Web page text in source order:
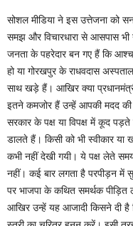
सोशल मीडिया ने इस उत्तेजना को
समझ और विचारधारा से आसपास
जनता के पहरेदार बन गए हैं कि
हो या गोरखपुर के राधवदास
साथ खड़े हैं। आखिर क्या
इतने कमजोर हैं उन्हें आपकी मदद
सरकार के पक्ष या विपक्ष में कूद
डालते हैं। किसी को भी स्वीकार
कभी नहीं देखी गयी। ये पक्ष लेते
नहीं। कई बार लगता है परपीड़न में
पर भाजपा के कथित समर्थक
आखिर उन्हें यह आजादी किसने दी है